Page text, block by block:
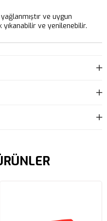
ve uygun
ve yenilenebilir.